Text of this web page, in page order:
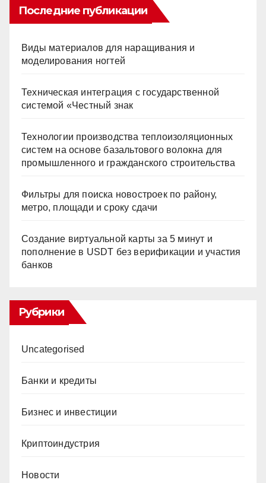
Последние публикации
Виды материалов для наращивания и
моделирования ногтей
Техническая интеграция с государственной
системой «Честный знак
Технологии производства теплоизоляционных
систем на основе базальтового волокна для
промышленного и гражданского строительства
Фильтры для поиска новостроек по району,
метро, площади и сроку сдачи
Создание виртуальной карты за 5 минут и
пополнение в USDT без верификации и участия
банков
Рубрики
Uncategorised
Банки и кредиты
Бизнес и инвестиции
Криптоиндустрия
Новости